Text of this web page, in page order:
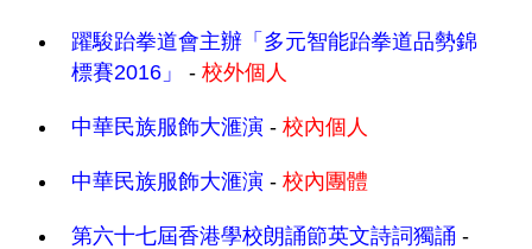
躍駿跆拳道會主辦「多元智能跆拳道品勢錦
標賽2016」
- 校外個人
中華民族服飾大滙演 - 校內個人
中華民族服飾大滙演 - 校內團體
第六十七屆香港學校朗誦節英文詩詞獨誦 -